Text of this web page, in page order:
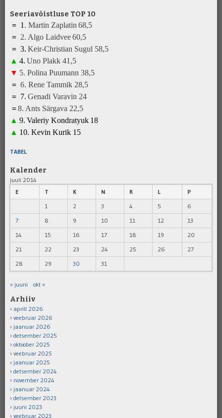
Seeriavõistluse TOP 10
= 1 . Martin Zaplatin 68,5
= 2. Algo Laidvee60,5
= 3. Keir-Christian Sugul 58,5
▲ 4. Uno Plakk 41 ,5
▼ 5. Polina Puumann 38,5
= 6. Rene Tammik 28,5
= 7. Genadi Varavin 24
=8. Ants Särgava 22,5
▲ 9. Valeriy Kondratyuk 18
▲ 10. Kevin Kurik 1 5
TABEL
Kalender
juuli 2014
E
T K N R L
P
1
2 3 4 5
6
7
8 9 10 11 12
13
14
15 16 17 18 19
20
21
22 23 24 25 26
27
28
29 30 31
« juuni okt »
Arhiiv
aprill 2026
veebruar 2026
jaanuar 2026
detsember 2025
oktoober 2025
veebruar 2025
jaanuar 2025
detsember 2024
november 2024
jaanuar 2024
detsember 2023
juuni 2023
veebruar 2023